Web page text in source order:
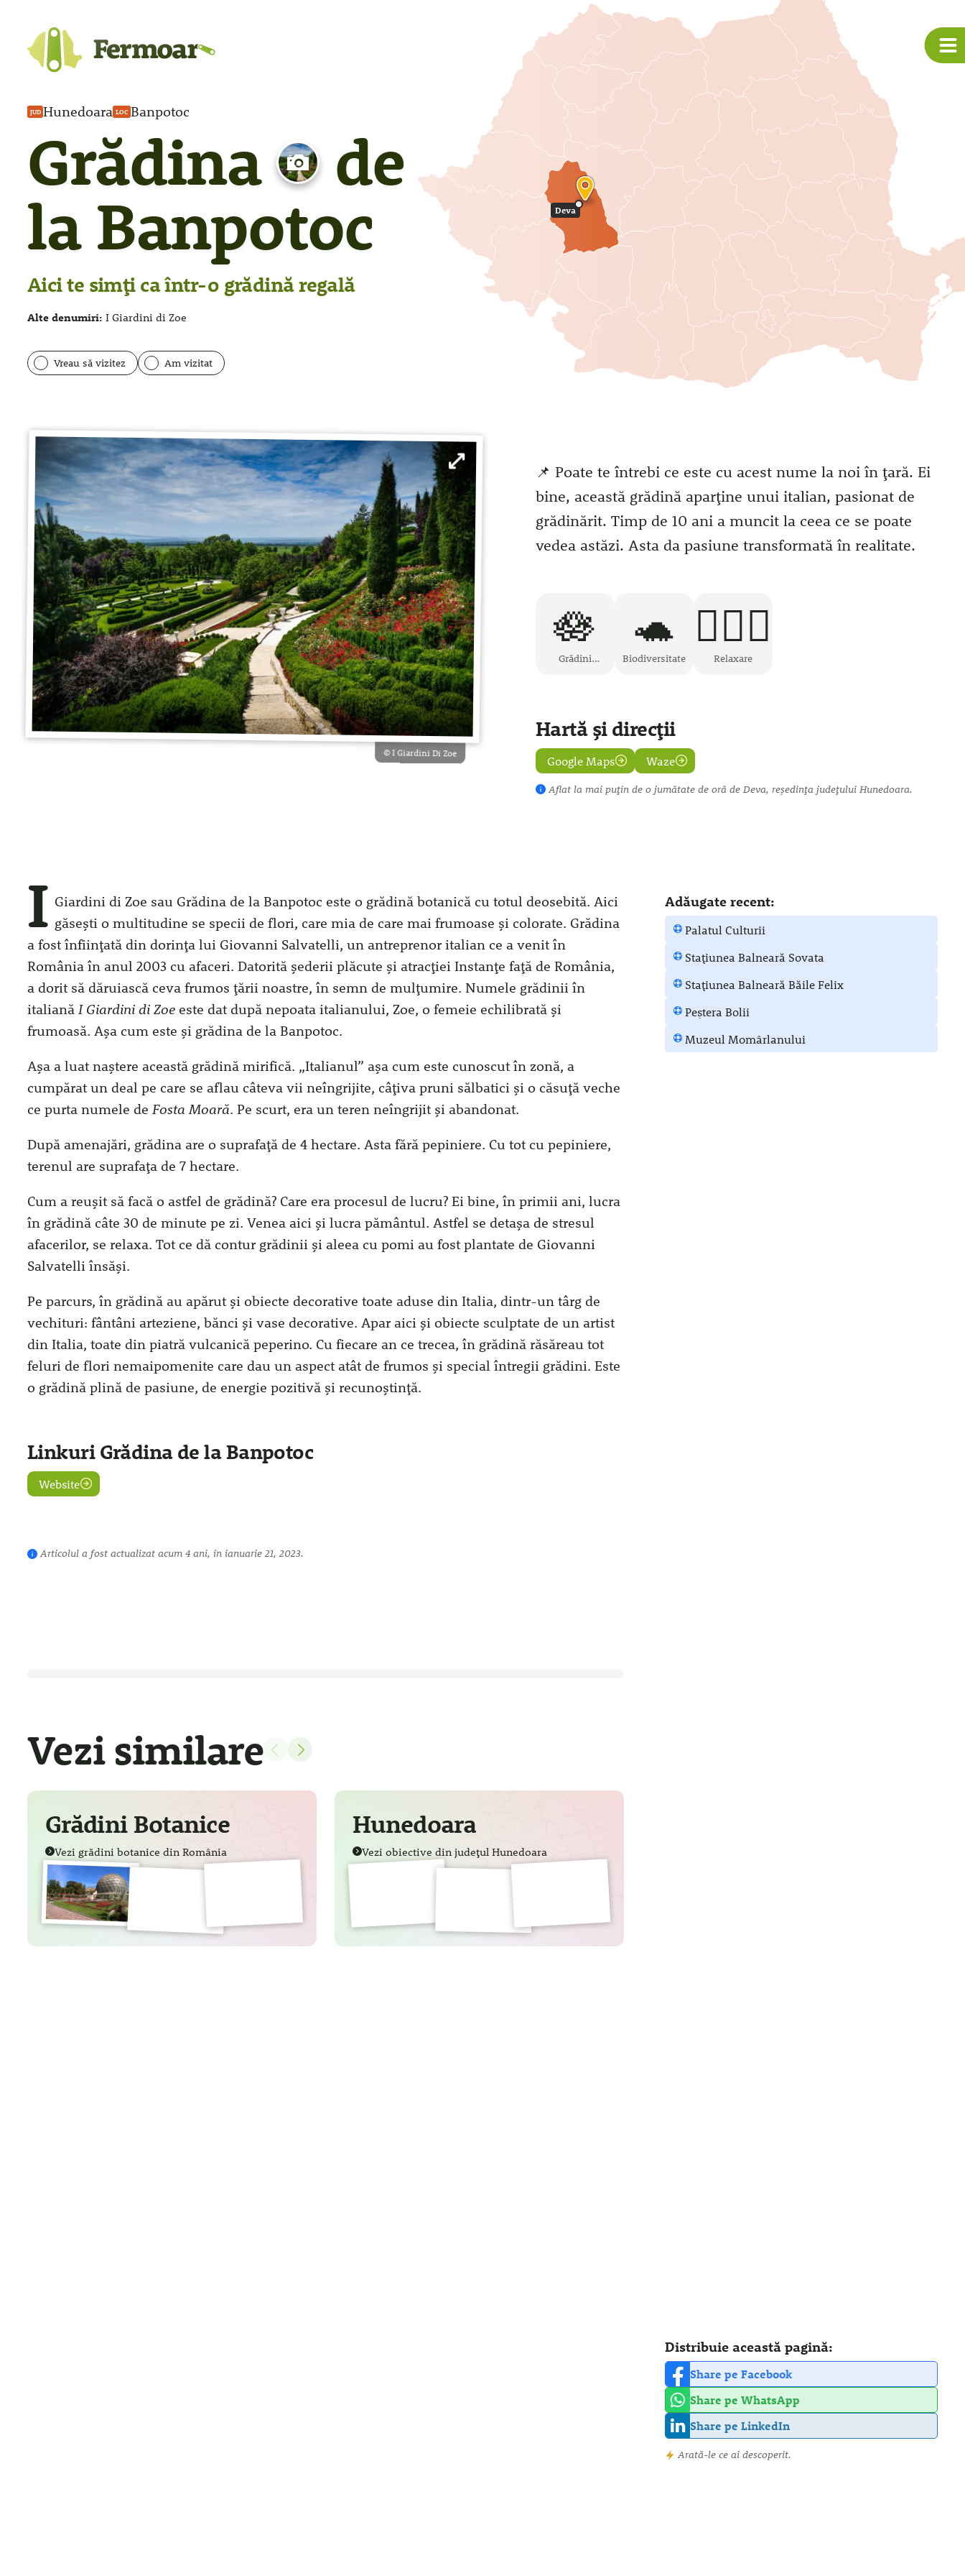
JUD Hunedoara LOC Banpotoc
Grădina de
la Banpotoc
Aici te simți ca într-o grădină regală
Alte denumiri: I Giardini di Zoe
Vreau să vizitez Am vizitat
Deva
© I Giardini Di Zoe
📌 Poate te întrebi ce este cu acest nume la noi în țară. Ei
bine, această grădină aparține unui italian, pasionat de
grădinărit. Timp de 10 ani a muncit la ceea ce se poate
vedea astăzi. Asta da pasiune transformată în realitate.
🪷
Grădini
🐢
Biodiversitate
🧘🏻‍♂️
Relaxare
Hartă și direcții
Google Maps Waze
Aflat la mai puțin de o jumătate de oră de Deva, reședința județului Hunedoara.
I Giardini di Zoe sau Grădina de la Banpotoc este o grădină botanică cu totul deosebită. Aici
găsești o multitudine se specii de flori, care mia de care mai frumoase și colorate. Grădina
a fost înființată din dorința lui Giovanni Salvatelli, un antreprenor italian ce a venit în
România în anul 2003 cu afaceri. Datorită șederii plăcute și atracției Instanțe față de România,
a dorit să dăruiască ceva frumos țării noastre, în semn de mulțumire. Numele grădinii în
italiană I Giardini di Zoe este dat după nepoata italianului, Zoe, o femeie echilibrată și
frumoasă. Așa cum este și grădina de la Banpotoc.
Așa a luat naștere această grădină mirifică. „Italianul” așa cum este cunoscut în zonă, a
cumpărat un deal pe care se aflau câteva vii neîngrijite, câțiva pruni sălbatici și o căsuță veche
ce purta numele de Fosta Moară. Pe scurt, era un teren neîngrijit și abandonat.
După amenajări, grădina are o suprafață de 4 hectare. Asta fără pepiniere. Cu tot cu pepiniere,
terenul are suprafața de 7 hectare.
Cum a reușit să facă o astfel de grădină? Care era procesul de lucru? Ei bine, în primii ani, lucra
în grădină câte 30 de minute pe zi. Venea aici și lucra pământul. Astfel se detașa de stresul
afacerilor, se relaxa. Tot ce dă contur grădinii și aleea cu pomi au fost plantate de Giovanni
Salvatelli însăși.
Pe parcurs, în grădină au apărut și obiecte decorative toate aduse din Italia, dintr-un târg de
vechituri: fântâni arteziene, bănci și vase decorative. Apar aici și obiecte sculptate de un artist
din Italia, toate din piatră vulcanică peperino. Cu fiecare an ce trecea, în grădină răsăreau tot
feluri de flori nemaipomenite care dau un aspect atât de frumos și special întregii grădini. Este
o grădină plină de pasiune, de energie pozitivă și recunoștință.
Linkuri Grădina de la Banpotoc
Website
Articolul a fost actualizat acum 4 ani, în ianuarie 21, 2023.
Vezi similare
Grădini Botanice
Vezi grădini botanice din România
Hunedoara
Vezi obiective din județul Hunedoara
Adăugate recent:
Palatul Culturii
Stațiunea Balneară Sovata
Stațiunea Balneară Băile Felix
Peștera Bolii
Muzeul Momârlanului
Distribuie această pagină:
Share pe Facebook
Share pe WhatsApp
Share pe LinkedIn
Arată-le ce ai descoperit.